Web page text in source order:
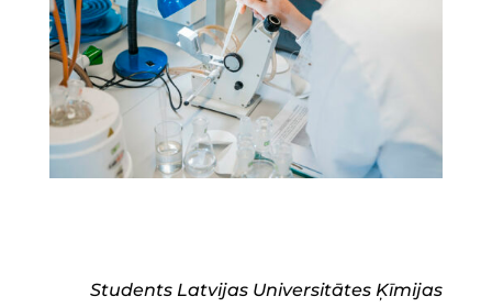
Students Latvijas Universitātes Ķīmijas